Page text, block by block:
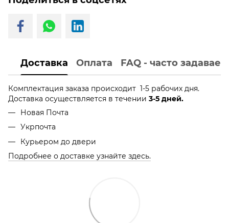
Доставка Оплата FAQ - часто
Комплектация заказа происходит 1-5 рабочих дня.
Доставка осуществляется в течении 3-5 дней.
Новая Почта
Укрпочта
Курьером до двери
Подробнее о доставке узнайте здесь.